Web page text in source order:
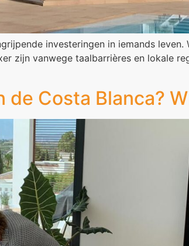
investeringen in iemands leven.
zijn vanwege taalbarrières en lokale
Costa Blanca?